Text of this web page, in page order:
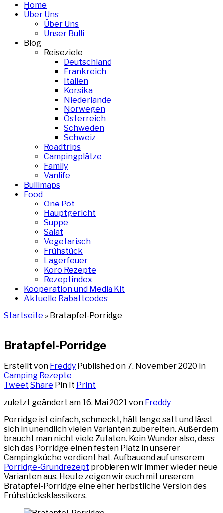
Home
Über Uns
Über Uns
Unser Bulli
Blog
Reiseziele
Deutschland
Frankreich
Italien
Korsika
Niederlande
Norwegen
Österreich
Schweden
Schweiz
Roadtrips
Campingplätze
Family
Vanlife
Bullimaps
Food
One Pot
Hauptgericht
Suppe
Salat
Vegetarisch
Frühstück
Lagerfeuer
Koro Rezepte
Rezeptindex
Kooperation und Media Kit
Aktuelle Rabattcodes
Startseite » Bratapfel-Porridge
Bratapfel-Porridge
Erstellt von Freddy Published on7. November 2020 in
Camping Rezepte
Tweet Share Pin It Print
zuletzt geändert am 16. Mai 2021 von Freddy
Porridge ist einfach, schmeckt, hält lange satt und lässt
sich in unendlich vielen Varianten zubereiten. Außerdem
braucht man nicht viele Zutaten. Kein Wunder also, dass
sich das Porridge einen festen Platz in unserer
Campingküche verdient hat. Aufbauend auf unserem
Porridge-Grundrezept probieren wir immer wieder neue
Varianten aus. Heute zeigen wir euch mit unserem
Bratapfel-Porridge eine eher herbstliche Version des
Frühstücksklassikers.